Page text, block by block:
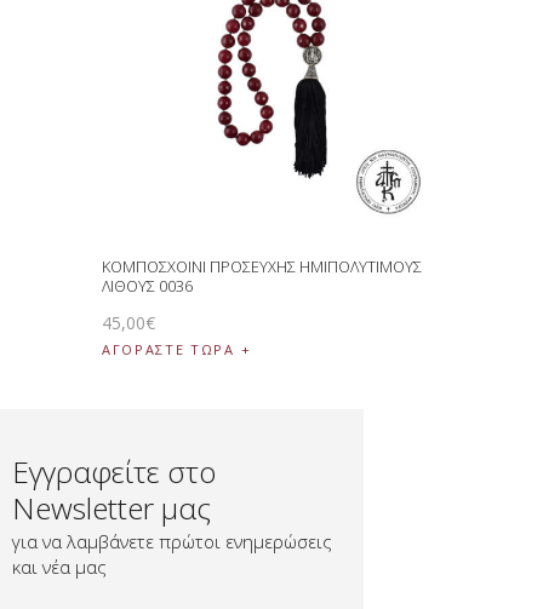
ΚΟΜΠΟΣΧΟΙΝΙ ΠΡΟΣΕΥΧΗΣ ΗΜΙΠΟΛΥΤΙΜΟΥΣ
ΛΙΘΟΥΣ 0036
45,00€
ΑΓΟΡΑΣΤΕ ΤΩΡΑ
Εγγραφείτε στο
Newsletter μας
για να λαμβάνετε πρώτοι ενημερώσεις
και νέα μας